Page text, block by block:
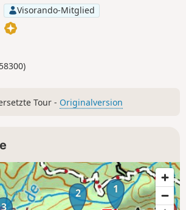
Visorando-Mitglied
Tour - Originalversion
1
2
3